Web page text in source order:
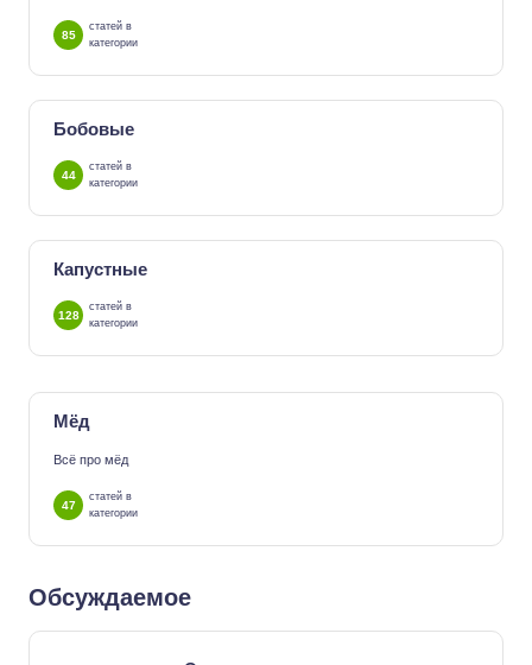
85
статей в
категории
Бобовые
44
статей в
категории
Капустные
128
статей в
категории
Мёд
Всё про мёд
47
статей в
категории
Обсуждаемое